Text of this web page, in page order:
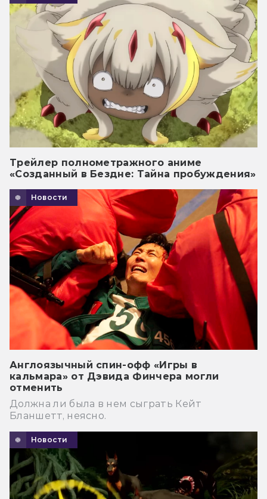
Трейлер полнометражного аниме
«Созданный в Бездне: Тайна пробуждения»
Новости
Англоязычный спин-офф «Игры в
кальмара» от Дэвида Финчера могли
отменить
Должна ли была в нем сыграть Кейт
Бланшетт, неясно.
Новости